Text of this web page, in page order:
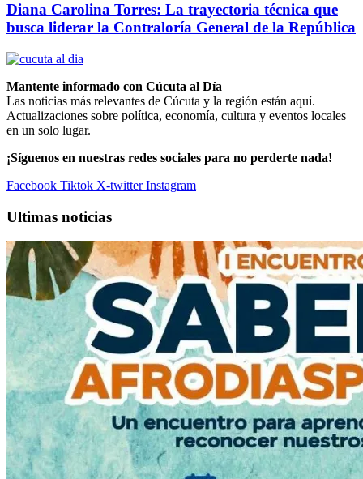
Diana Carolina Torres: La trayectoria técnica que
busca liderar la Contraloría General de la República
Mantente informado con Cúcuta al Día
Las noticias más relevantes de Cúcuta y la región están aquí.
Actualizaciones sobre política, economía, cultura y eventos locales
en un solo lugar.
¡Síguenos en nuestras redes sociales para no perderte nada!
Facebook Tiktok X-twitter Instagram
Ultimas noticias